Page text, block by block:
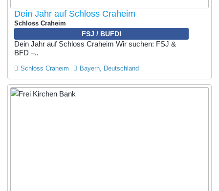
Dein Jahr auf Schloss Craheim
Schloss Craheim
FSJ / BUFDI
Dein Jahr auf Schloss Craheim Wir suchen: FSJ &
BFD –..
Schloss Craheim Bayern, Deutschland